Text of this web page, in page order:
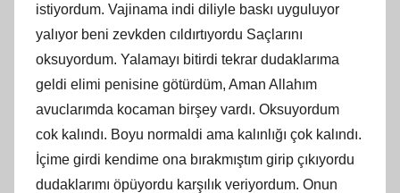
istiyordum. Vajinama indi diliyle baskı uyguluyor
yalıyor beni zevkden cıldırtıyordu Saçlarını
oksuyordum. Yalamayı bitirdi tekrar dudaklarıma
geldi elimi penisine götürdüm, Aman Allahım
avuclarımda kocaman birşey vardı. Oksuyordum
cok kalındı. Boyu normaldi ama kalınlığı çok kalındı.
İçime girdi kendime ona bırakmıştım girip çıkıyordu
dudaklarımı öpüyordu karşılık veriyordum. Onun